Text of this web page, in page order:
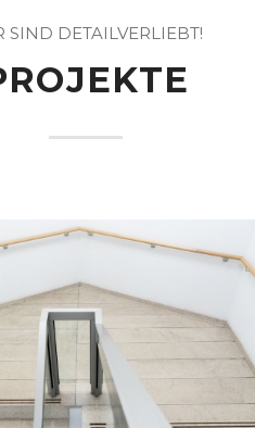
SIND DETAILVERLIEBT!